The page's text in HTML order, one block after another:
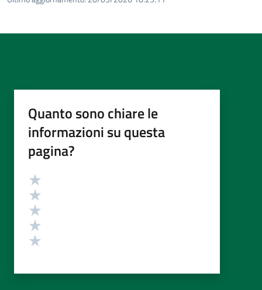
Quanto sono chiare le
informazioni su questa
pagina?
Valutazione